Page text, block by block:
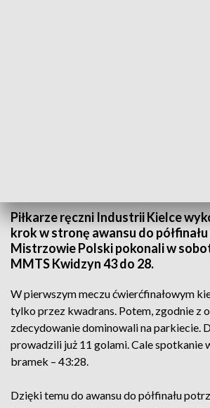
Piłkarze ręczni Industrii Kielce
krok w stronę awansu do
Mistrzowie Polski pokonali w
MMTS Kwidzyn 43 do 28.
W pierwszym meczu ćwierćfinałowym
tylko przez kwadrans. Potem, zgodnie z
zdecydowanie dominowali na parkiecie.
prowadzili już 11 golami. Cale spotkanie
bramek – 43:28.
Dzięki temu do awansu do półfinału